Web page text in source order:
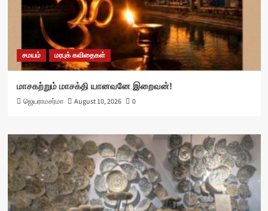
சமயம் மரபுக் கவிதைகள்
மாசகற்றும் மாசக்தி யானவனே இறைவன்!
ஜெயராமசர்மா
August 10, 2026 0